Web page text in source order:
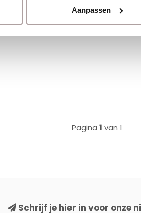
Aanpassen
Pagina 1 van 1
Schrijf je hier in voor onze